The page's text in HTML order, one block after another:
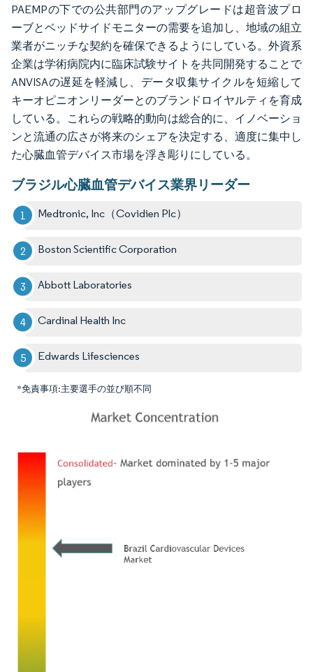
PAEMPの下での公共部門のアップグレードは超音波プロ
ーブとベッドサイドモニターの需要を追加し、地域の組立
業者がニッチな契約を確保できるようにしている。外資系
企業は学術病院内に臨床試験サイトを共同開発することで
ANVISAの遅延を軽減し、データ収集サイクルを短縮して
キーオピニオンリーダーとのブランドロイヤルティを育成
している。これらの戦略的動向は総合的に、イノベーショ
ンと流通の広さが将来のシェアを決定する、適度に集中し
た心臓血管デバイス市場を浮き彫りにしている。
ブラジル心臓血管デバイス業界リーダー
Medtronic, Inc（Covidien Plc）
Boston Scientific Corporation
Abbott Laboratories
Cardinal Health Inc
Edwards Lifesciences
*免責事項:主要選手の並び順不同